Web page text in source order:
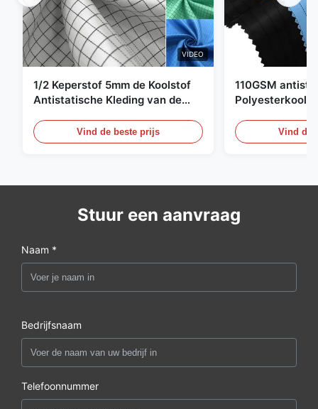
VIDEO
1/2 Keperstof 5mm de Koolstof
Antistatische Kleding van de
Vind de beste prijs
110GSM
Vind de
Stuur een aanvraag
Naam *
Bedrijfsnaam
Telefoonnummer